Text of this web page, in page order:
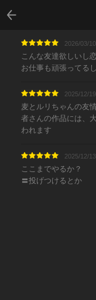
戻る
2026/03/
こんな友達欲しいし
お仕事も頑張ってる
2025/12/
麦とルリちゃんの友
者さんの作品には、
われます
2025/12/
ここまでやるか？
〓投げつけるとか